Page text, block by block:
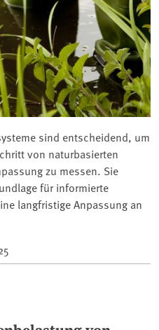
sind entscheidend, um
von naturbasierten
zu messen. Sie
für informierte
langfristige Anpassung an